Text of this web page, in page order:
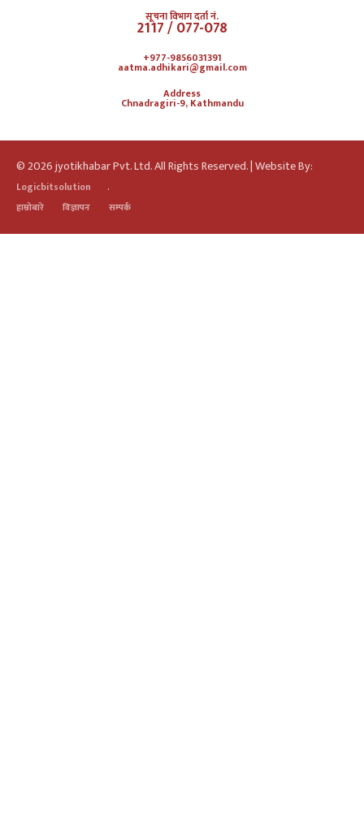
सूचना विभाग दर्ता नं.
2117 / 077-078
+977-9856031391
aatma.adhikari@gmail.com
Address
Chnadragiri-9, Kathmandu
© 2026 jyotikhabar Pvt. Ltd. All Rights Reserved. | Website By:
Logicbitsolution .
हाम्रोबारे विज्ञापन सम्पर्क